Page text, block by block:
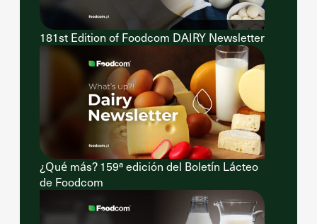
181st Edition of Foodcom DAIRY Newsletter
¿Qué más? 159ª edición del Boletín Lácteo
de Foodcom